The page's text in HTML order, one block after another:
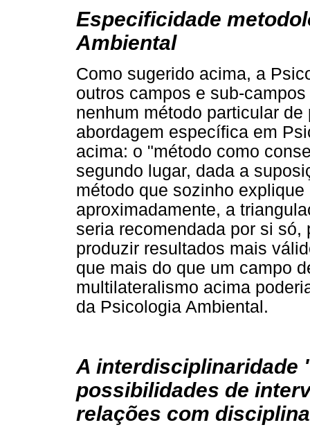
Especificidade
Ambiental
Como sugerido acima, a
outros campos e sub-
nenhum método particular
abordagem específica em
acima: o "método como
segundo lugar, dada a
método que sozinho
aproximadamente, a
seria recomendada por si
produzir resultados mais
que mais do que um campo
multilateralismo acima
da Psicologia Ambiental.
A interdisciplinaridade
possibilidades de
relações com